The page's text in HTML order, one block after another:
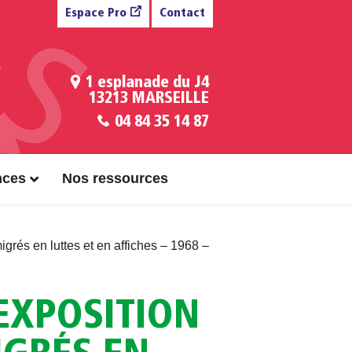
Espace Pro Contact
1 esplanade du J4
13213 MARSEILLE
04 84 35 14 87
Nos ressources
en luttes et en affiches – 1968 –